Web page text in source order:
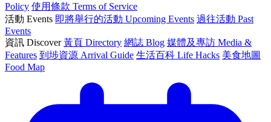
Policy 使用條款 Terms of Service
活動 Events 即將舉行的活動 Upcoming Events 過往活動 Past
Events
資訊 Discover 黃頁 Directory 網誌 Blog 媒體及專訪 Media &
Features 到埗資源 Arrival Guide 生活百科 Life Hacks 美食地圖
Food Map